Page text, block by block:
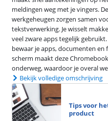
meldingen weg met je vingers.
werkgeheugen zorgen samen
tekstverwerking. Je wisselt
veel zware apps tegelijk
bewaar je apps, documenten en
scherm maakt deze
onderweg, waardoor je overal
Bekijk volledige omschrijving
Tips voor
product